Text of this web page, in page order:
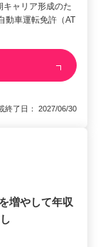
ャリア形成のた
車運転免許（AT
了日： 2027/06/30
増やして年収